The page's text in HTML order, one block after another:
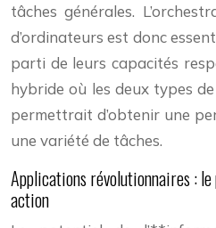
tâches générales.
d’ordinateurs est donc
parti de leurs capacités
hybride où les deux types
permettrait d’obtenir une
une variété de tâches.
Applications révolutionnaires :
action